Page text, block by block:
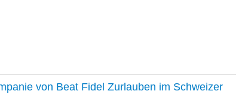
von Beat Fidel Zurlauben im Schweizer